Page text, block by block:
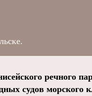
речного
судов морского